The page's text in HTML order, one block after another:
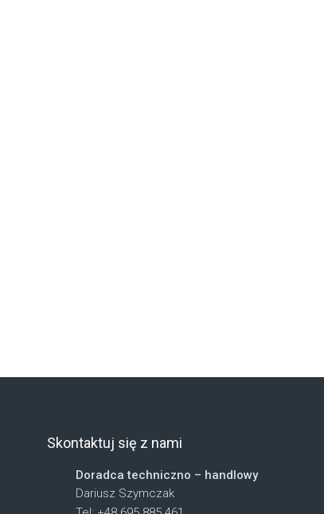
Skontaktuj się z nami
Doradca techniczno – handlowy
Dariusz Szymczak